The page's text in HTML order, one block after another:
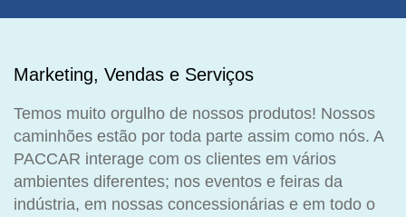
Marketing, Vendas e Serviços
Temos muito orgulho de nossos produtos! Nossos
caminhões estão por toda parte assim como nós. A
PACCAR interage com os clientes em vários
ambientes diferentes; nos eventos e feiras da
indústria, em nossas concessionárias e em todo o